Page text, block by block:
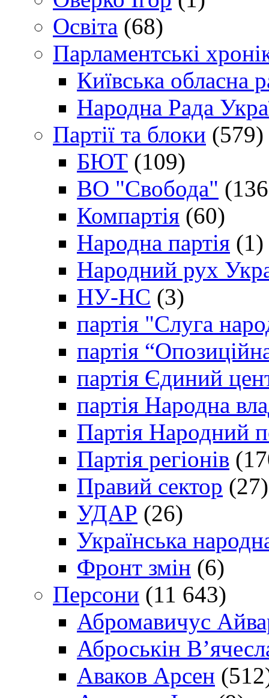
Освіта (68)
Парламентські
Київська обласна
Народна Рада
Партії та блоки (579)
БЮТ (109)
ВО "Свобода"
Компартія (60)
Народна партія (1)
Народний рух
НУ-НС (3)
партія "Слуга
партія
партія Єдиний
партія Народна
Партія Народний
Партія регіонів
Правий сектор (27)
УДАР (26)
Українська
Фронт змін (6)
Персони (11 643)
Абромавичус
Аброськін
Аваков Арсен